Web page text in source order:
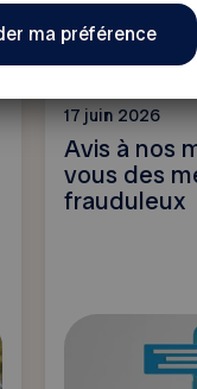
17 juin 2026
Avis à nos
vous des
frauduleux